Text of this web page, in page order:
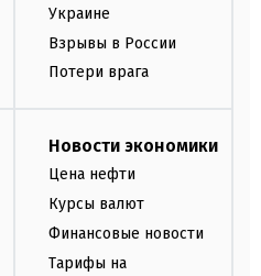
Украине
Взрывы в России
Потери врага
Новости экономики
Цена нефти
Курсы валют
Финансовые новости
Тарифы на